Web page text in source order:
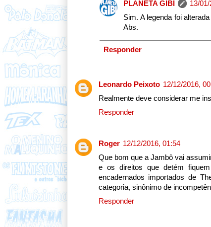
PLANETA GIBI
13/
Sim. A legenda foi
Abs.
Responder
Leonardo Peixoto 12/12/2016,
Realmente deve considerar me
Responder
Roger 12/12/2016, 01:54
Que bom que a Jambô vai
e os direitos que detém
encadernados importados de
categoria, sinônimo de
Responder